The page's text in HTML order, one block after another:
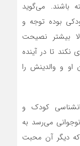
باشند. می‌گوید
بوده توجه و
بیشتر نصیحت
نکند تا در آینده
او و والدینش را
کودک و
می‌رسد به
که دیگر آن محبت